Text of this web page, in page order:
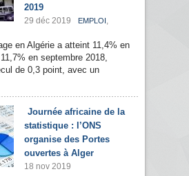
2019
29 déc 2019 EMPLOI ,
en Algérie a atteint 11,4% en
en septembre 2018,
de 0,3 point, avec un
Journée africaine de la
statistique : l’ONS
organise des Portes
ouvertes à Alger
18 nov 2019